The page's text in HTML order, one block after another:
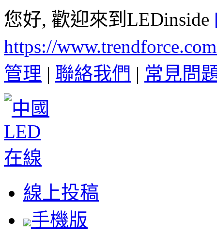
您好, 歡迎來到LEDinside
https://
管理 | 聯絡我們 | 常見問
線上投稿
手機版